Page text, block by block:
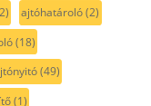
ajtóhatároló(2)
(18)
(49)
(1)